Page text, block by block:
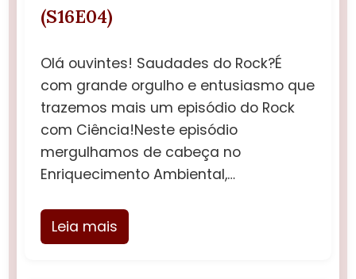
(S16E04)
Olá ouvintes! Saudades do Rock?É
com grande orgulho e entusiasmo que
trazemos mais um episódio do Rock
com Ciência!Neste episódio
mergulhamos de cabeça no
Enriquecimento Ambiental,…
Leia mais